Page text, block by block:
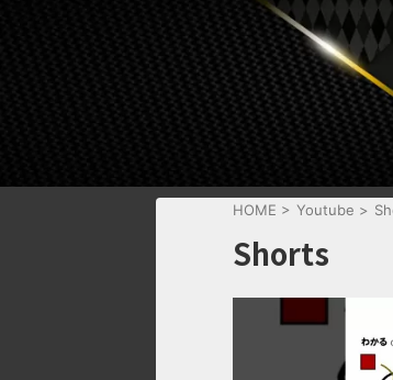
HOME > Youtube >
Shorts